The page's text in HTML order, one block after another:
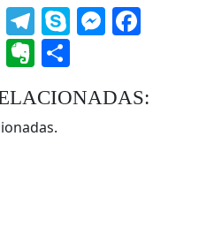
Message
Telegram
Skype
LinkedIn
Evernote